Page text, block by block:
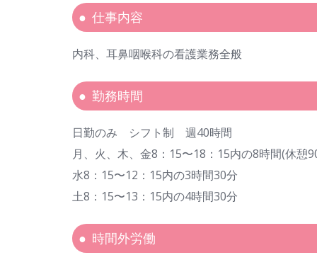
仕事内容
内科、耳鼻咽喉科の看護業務全般
勤務時間
日勤のみ シフト制 週40時間
月、火、木、金8：15〜18：15内の8時間(休憩
水8：15〜12：15内の3時間30分
土8：15〜13：15内の4時間30分
時間外労働